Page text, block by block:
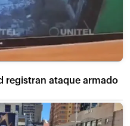
registran ataque armado